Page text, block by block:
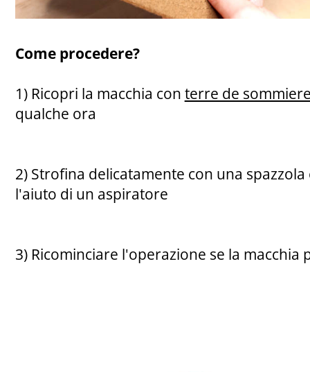
Come procedere?
1) Ricopri la macchia con terre de
qualche ora
2) Strofina delicatamente con una
l'aiuto di un aspiratore
3) Ricominciare l'operazione se la macchia